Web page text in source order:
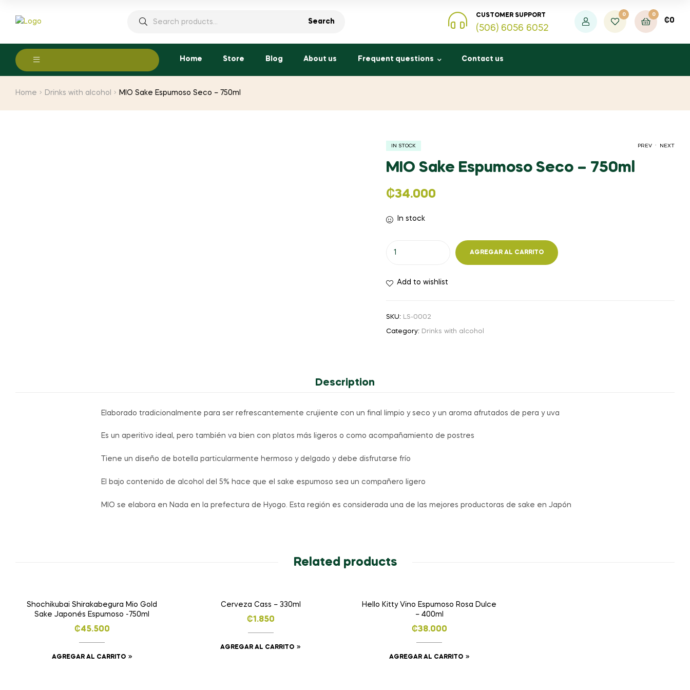
Search
Search
CUSTOMER SUPPORT
(506) 6056 6052
0 0
₡0
Home Store Blog About us Frequent questions Contact us
Home Drinks with alcohol MIO Sake Espumoso Seco – 750ml
PREV . NEXT
IN STOCK
MIO Sake Espumoso Seco – 750ml
₡34.000
In stock
Seco
AGREGAR AL CARRITO
Add to wishlist
SKU: LS-0002
Category: Drinks with alcohol
Description
Elaborado tradicionalmente para ser refrescantemente crujiente con un final limpio y seco y un aroma afrutados de pera y uva
Es un aperitivo ideal, pero también va bien con platos más ligeros o como acompañamiento de postres
Tiene un diseño de botella particularmente hermoso y delgado y debe disfrutarse frío
El bajo contenido de alcohol del 5% hace que el sake espumoso sea un compañero ligero
MIO se elabora en Nada en la prefectura de Hyogo. Esta región es considerada una de las mejores productoras de sake en Japón
Related products
Shochikubai Shirakabegura Mio Gold
Sake Japonés Espumoso -750ml
₡45.500
AGREGAR AL CARRITO
Cerveza Cass – 330ml
₡1.850
AGREGAR AL CARRITO
Hello Kitty Vino Espumoso Rosa Dulce
– 400ml
₡38.000
AGREGAR AL CARRITO